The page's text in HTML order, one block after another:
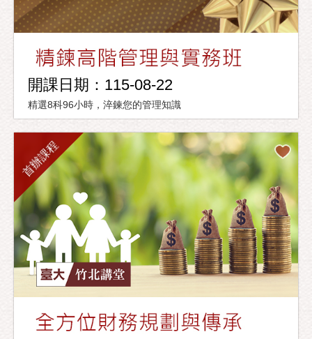
開課日期：115-08-22
精選8科96小時，淬鍊您的管理知識
首辦課程